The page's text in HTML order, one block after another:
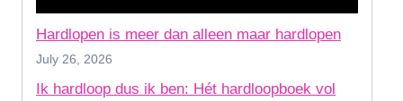
Hardlopen is meer dan alleen maar hardlopen
July 26, 2026
Ik hardloop dus ik ben: Hét hardloopboek vol